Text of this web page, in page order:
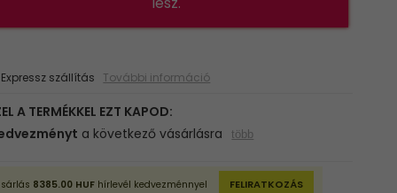
szállítás További információ